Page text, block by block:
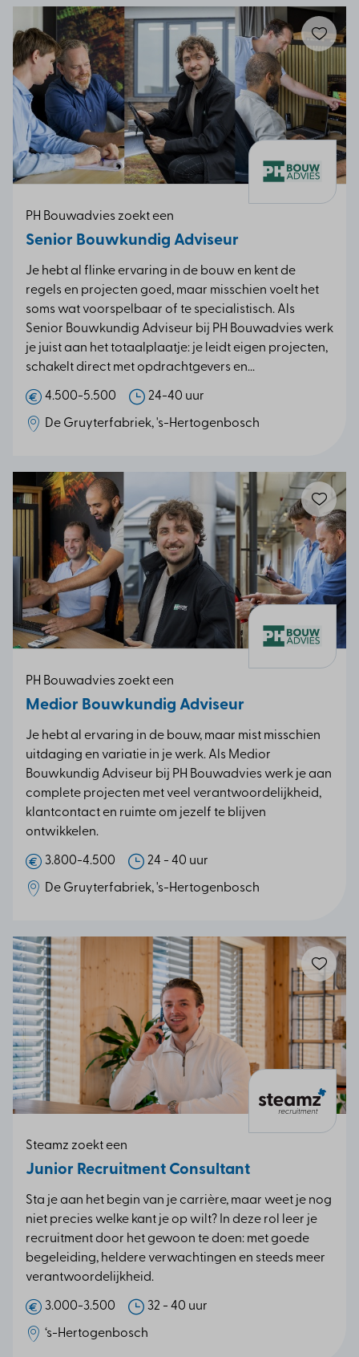
PH Bouwadvies zoekt een
Senior Bouwkundig Adviseur
Je hebt al flinke ervaring in de bouw en kent de
regels en projecten goed, maar misschien voelt het
soms wat voorspelbaar of te specialistisch. Als
Senior Bouwkundig Adviseur bij PH Bouwadvies werk
je juist aan het totaalplaatje: je leidt eigen projecten,
schakelt direct met opdrachtgevers en...
4.500-5.500 24-40 uur
De Gruyterfabriek, 's-Hertogenbosch
PH Bouwadvies zoekt een
Medior Bouwkundig Adviseur
Je hebt al ervaring in de bouw, maar mist misschien
uitdaging en variatie in je werk. Als Medior
Bouwkundig Adviseur bij PH Bouwadvies werk je aan
complete projecten met veel verantwoordelijkheid,
klantcontact en ruimte om jezelf te blijven
ontwikkelen.
3.800-4.500 24 - 40 uur
De Gruyterfabriek, 's-Hertogenbosch
Steamz zoekt een
Junior Recruitment Consultant
Sta je aan het begin van je carrière, maar weet je nog
niet precies welke kant je op wilt? In deze rol leer je
recruitment door het gewoon te doen: met goede
begeleiding, heldere verwachtingen en steeds meer
verantwoordelijkheid.
3.000-3.500 32 - 40 uur
‘s-Hertogenbosch